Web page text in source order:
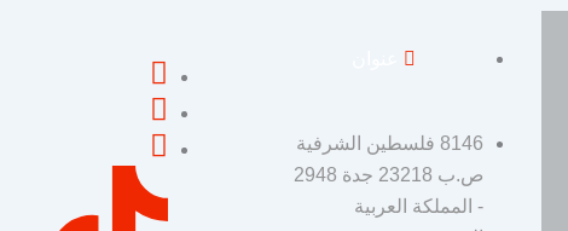
8146 فلسطين الشرفية
ص.ب 23218 جدة 2948
- المملكة العربية